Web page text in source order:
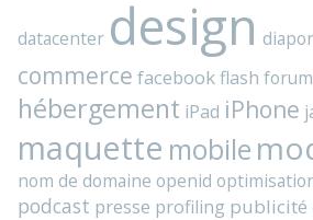
datacenter design
commerce facebookflash forum
hébergement iPad iPhone
maquette mobile
nom de domaine openid
podcast presse profiling publicité